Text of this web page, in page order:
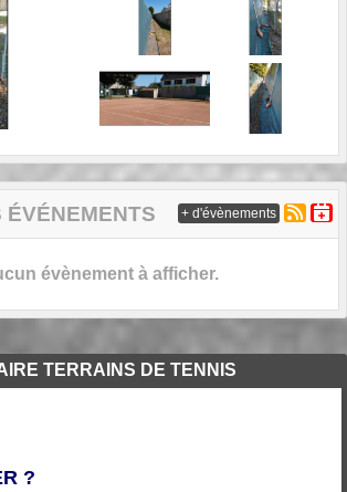
ÉVÉNEMENTS
évènement à afficher.
+ d'évènements
TERRAINS DE TENNIS
?